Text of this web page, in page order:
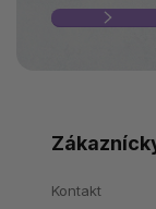
Kontakt